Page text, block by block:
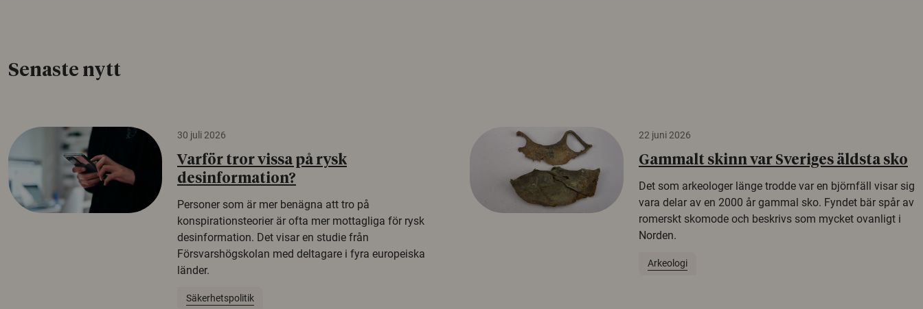
Senaste nytt
30 juli 2026
Varför tror vissa på rysk
desinformation?
Personer som är mer benägna att tro på
konspirationsteorier är ofta mer mottagliga för rysk
desinformation. Det visar en studie från
Försvarshögskolan med deltagare i fyra europeiska
länder.
Säkerhetspolitik
22 juni 2026
Gammalt skinn var Sveriges äldsta sko
Det som arkeologer länge trodde var en björnfäll visar sig
vara delar av en 2000 år gammal sko. Fyndet bär spår av
romerskt skomode och beskrivs som mycket ovanligt i
Norden.
Arkeologi